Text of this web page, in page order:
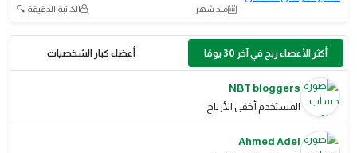
منذ شهر الكاتبة الدقيقة 🔍
أكثر الأعضاء ربح في آخر 30 يومًا أعضاء كبار الشخصيات
NBT bloggers
المستخدم أخفى الأرباح
Ahmed Adel